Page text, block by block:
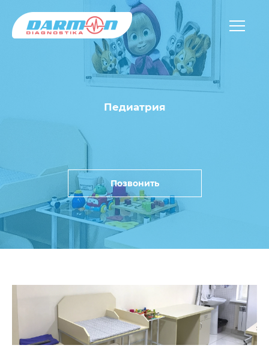
Педиатрия
Позвонить